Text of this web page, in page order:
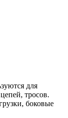
для
тросов.
боковые